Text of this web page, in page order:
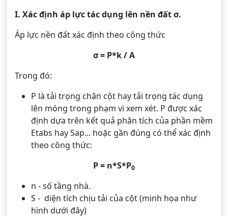
I. Xác định áp lực tác dụng lên nền đất σ.
Áp lực nền đất xác định theo công thức
σ = P*k / A
Trong đó:
P là tải trọng chân cột hay tải trọng tác dụng
lên móng trong phạm vi xem xét. P được xác
định dựa trên kết quả phân tích của phần mềm
Etabs hay Sap... hoặc gần đúng có thể xác định
theo công thức:
P = n*S*P0
n - số tầng nhà.
S - diện tích chịu tải của cột (minh họa như
hình dưới đây)